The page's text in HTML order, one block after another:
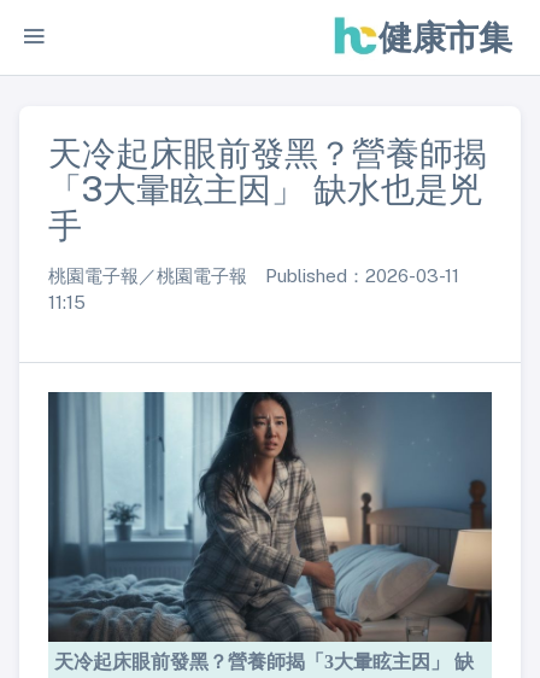
健康市集
天冷起床眼前發黑？營養師揭
「3大暈眩主因」 缺水也是兇
手
桃園電子報／桃園電子報 Published：2026-03-11
11:15
天冷起床眼前發黑？營養師揭「3大暈眩主因」 缺